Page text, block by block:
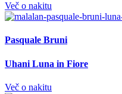
Več o nakitu
Pasquale Bruni
Uhani Luna in Fiore
Več o nakitu